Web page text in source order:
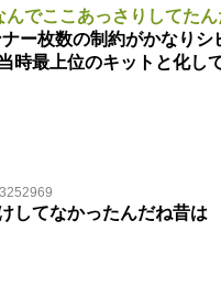
でここあっさりしてたん
ー枚数の制約がかなりシ
時最上位のキットと化し
してなかったんだね昔は